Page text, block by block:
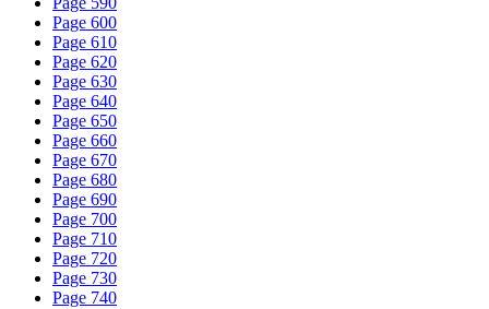
Page 600
Page 610
Page 620
Page 630
Page 640
Page 650
Page 660
Page 670
Page 680
Page 690
Page 700
Page 710
Page 720
Page 730
Page 740